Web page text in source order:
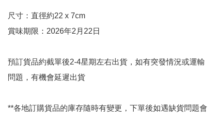
尺寸：直徑約22 x 7cm
賞味期限：2026年2月22日
預訂貨品約截單後2-4星期左右出貨，如有突發情況或運輸
問題，有機會延遲出貨
**各地訂購貨品的庫存隨時有變更，下單後如遇缺貨問題會